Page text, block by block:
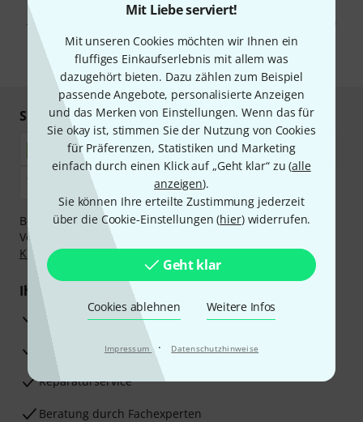
Mit Liebe serviert!
Mit unseren Cookies möchten wir Ihnen ein
fluffiges Einkaufserlebnis mit allem was
dazugehört bieten. Dazu zählen zum Beispiel
passende Angebote, personalisierte Anzeigen
und das Merken von Einstellungen. Wenn das für
Sie okay ist, stimmen Sie der Nutzung von Cookies
für Präferenzen, Statistiken und Marketing
einfach durch einen Klick auf „Geht klar“ zu (alle
anzeigen).
Sie können Ihre erteilte Zustimmung jederzeit
über die Cookie-Einstellungen (hier) widerrufen.
Geht klar
Cookies ablehnen Weitere Infos
Impressum · Datenschutzhinweise
Werbung und einer Messung des E-Mail-Nutzungsverhaltens zu. Die
Abmeldung ist jederzeit möglich. Weitere Informationen finden Sie in
unseren
Datenschutzhinweisen.
* Pflichtfeld
Sicher einkaufen & bezahlen
Bezahlen Sie vertraulich und sicher per Nachnahme,
Vorkasse, PayPal, Amazon Pay,
Klarna Ratenzahlungoder Kreditkarte.
Ihre Vorteile
3 Jahre Thomann Garantie
30 Tage Money-Back-Garantie
Reparaturservice
Beratung durch Fachexperten